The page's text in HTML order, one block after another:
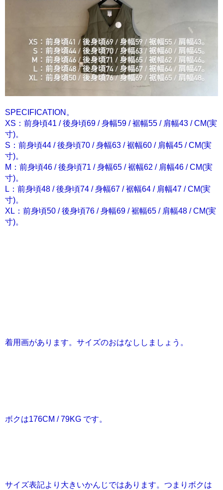
SPECIFICATION。
XS：前身頃41 / 後身頃69 / 身幅59 / 裾幅55 / 肩幅43 / CM(実
寸)。
S：前身頃44 / 後身頃70 / 身幅63 / 裾幅60 / 肩幅45 / CM(実
寸)。
M：前身頃46 / 後身頃71 / 身幅65 / 裾幅62 / 肩幅46 / CM(実
寸)。
L：前身頃48 / 後身頃74 / 身幅67 / 裾幅64 / 肩幅47 / CM(実
寸)。
XL：前身頃50 / 後身頃76 / 身幅69 / 裾幅65 / 肩幅48 / CM(実
寸)。
着用画があります。サイズのおはなししましょう。
ボクは176CM / 79KG です。
サイズ表記より大きいかんじではあります。つまりボクは